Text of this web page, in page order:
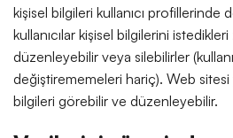
kişisel bilgileri kullanıcı profillerinde
kullanıcılar kişisel bilgilerini
düzenleyebilir veya silebilirler
değiştirememeleri hariç). Web
bilgileri görebilir ve düzenleyebilir.